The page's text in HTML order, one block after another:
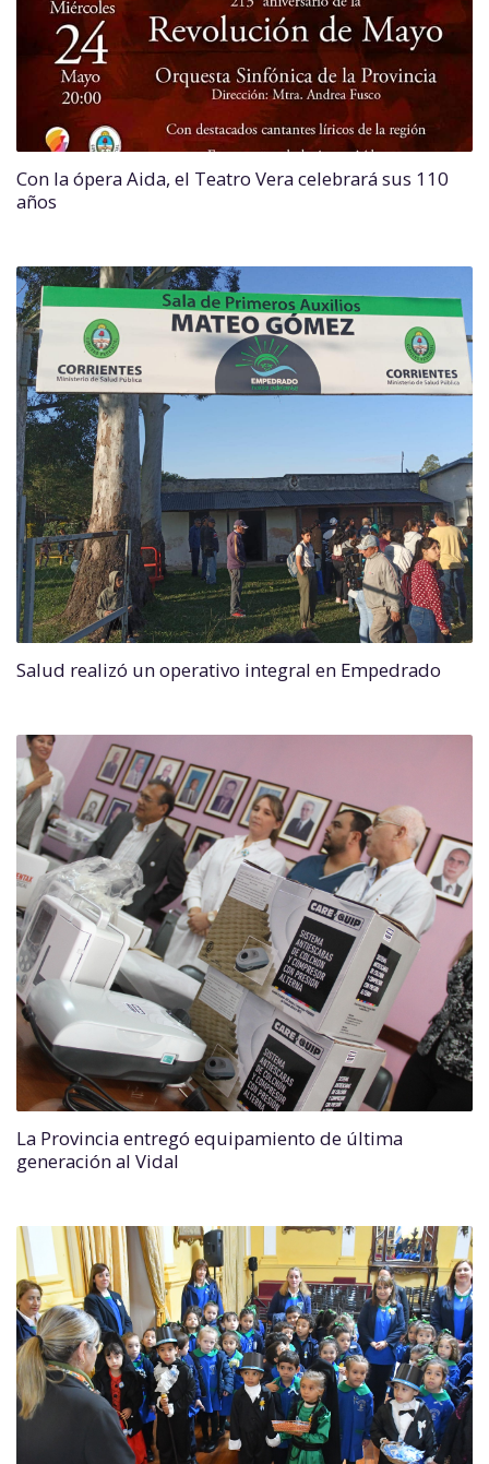
Con la ópera Aida, el Teatro Vera celebrará sus 110
años
Salud realizó un operativo integral en Empedrado
La Provincia entregó equipamiento de última
generación al Vidal